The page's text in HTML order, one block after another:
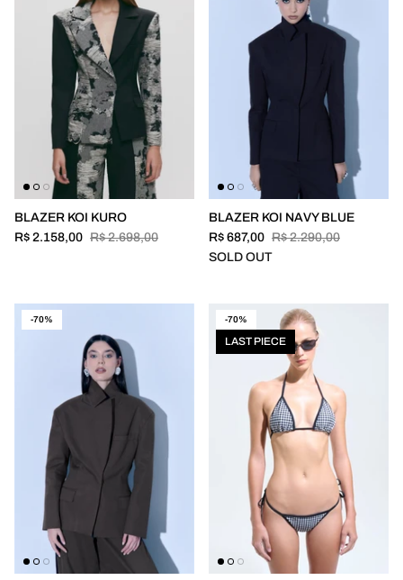
BLAZER KOI KURO
R$ 2.158,00 R$ 2.698,00
BLAZER KOI NAVY BLUE
R$ 687,00 R$ 2.290,00
SOLD OUT
-70% -70%
LAST PIECE